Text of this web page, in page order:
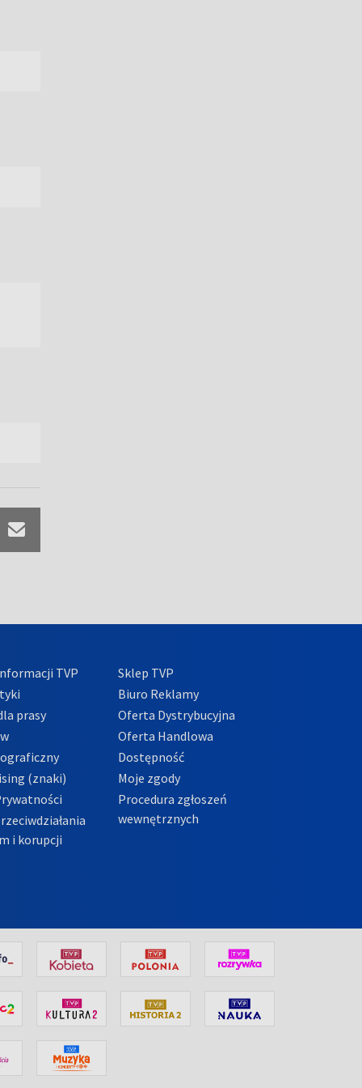
TVP
prasy
(znaki)
i korupcji
Sklep TVP
Biuro Reklamy
Oferta Dystrybucyjna
Oferta Handlowa
Dostępność
Moje zgody
Procedura zgłoszeń
wewnętrznych